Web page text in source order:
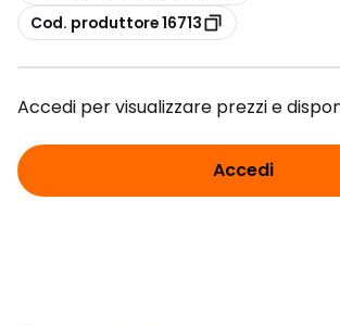
copia
Cod. produttore 16713
Accedi per visualizzare prezzi e
Accedi